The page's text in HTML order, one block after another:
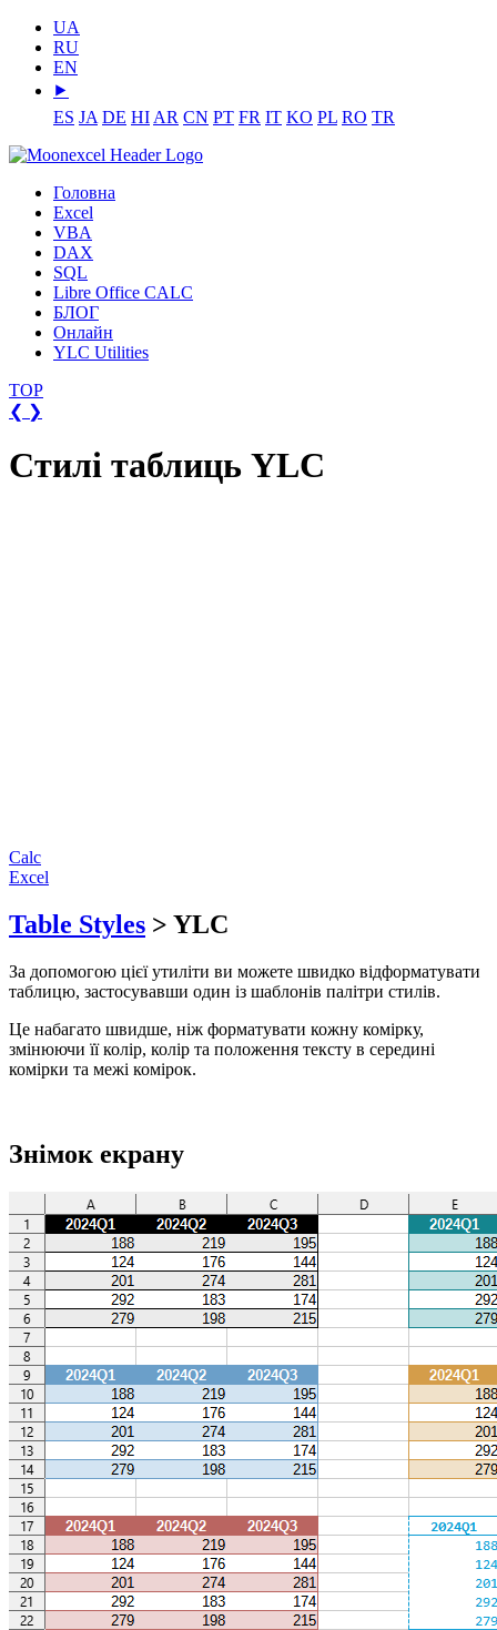
UA
RU
EN
⯈
ES JA DE HI AR CN PT FR IT KO PL RO TR
Головна
Excel
VBA
DAX
SQL
Libre Office CALC
БЛОГ
Онлайн
YLC Utilities
TOP
❮ ❯
Стилі таблиць YLC
Calc
Excel
Table Styles > YLC
За допомогою цієї утиліти ви можете швидко відформатувати
таблицю, застосувавши один із шаблонів палітри стилів.
Це набагато швидше, ніж форматувати кожну комірку,
змінюючи її колір, колір та положення тексту в середині
комірки та межі комірок.
Знімок екрану